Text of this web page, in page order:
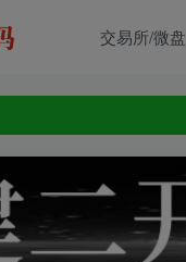
交易所/微盘